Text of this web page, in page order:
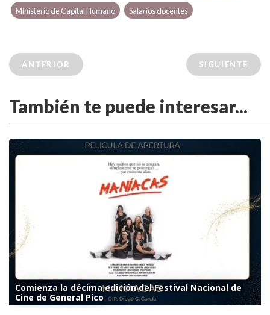
Ministerio de Capital Humano Salarios docentes
ANTERIOR SIGUIENTE
También te puede interesar...
Comienza la décima edición del Festival Nacional de
Cine de General Pico